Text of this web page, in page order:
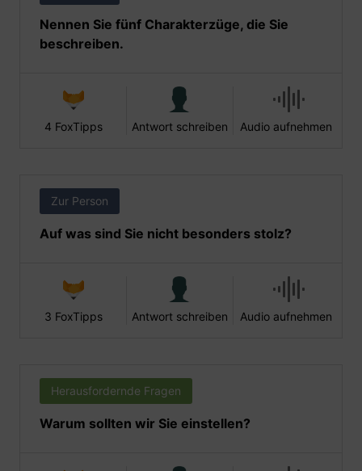
Nennen Sie fünf Charakterzüge, die Sie
beschreiben.
4 FoxTipps Antwort schreiben Audio aufnehmen
Zur Person
Auf was sind Sie nicht besonders stolz?
3 FoxTipps Antwort schreiben Audio aufnehmen
Herausfordernde Fragen
Warum sollten wir Sie einstellen?